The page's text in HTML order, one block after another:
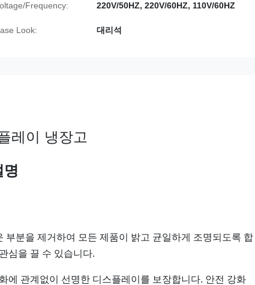
Frequency: 220V/50HZ, 220V/60HZ, 110V/60HZ
Look: 대리석
레이 냉장고
명
분을 제거하여 모든 제품이 밝고 균일하게 조명되도록 합
심을 끌 수 있습니다.
에 관계없이 선명한 디스플레이를 보장합니다. 안전 강화